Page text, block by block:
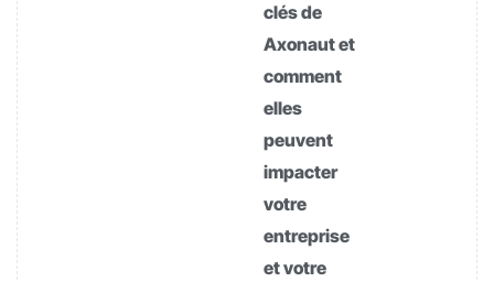
clés de
Axonaut et
comment
elles
peuvent
impacter
votre
entreprise
et votre